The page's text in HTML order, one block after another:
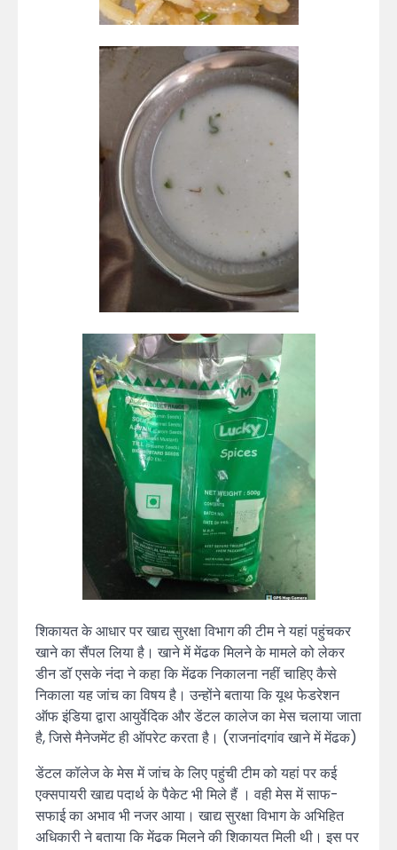
शिकायत के आधार पर खाद्य सुरक्षा विभाग की टीम ने यहां पहुंचकर
खाने का सैंपल लिया है। खाने में मेंढक मिलने के मामले को लेकर
डीन डॉ एसके नंदा ने कहा कि मेंढक निकालना नहीं चाहिए कैसे
निकाला यह जांच का विषय है। उन्होंने बताया कि यूथ फेडरेशन
ऑफ इंडिया द्वारा आयुर्वेदिक और डेंटल कालेज का मेस चलाया जाता
है, जिसे मैनेजमेंट ही ऑपरेट करता है। (राजनांदगांव खाने में मेंढक)
डेंटल कॉलेज के मेस में जांच के लिए पहुंची टीम को यहां पर कई
एक्सपायरी खाद्य पदार्थ के पैकेट भी मिले हैं । वही मेस में साफ-
सफाई का अभाव भी नजर आया। खाद्य सुरक्षा विभाग के अभिहित
अधिकारी ने बताया कि मेंढक मिलने की शिकायत मिली थी। इस पर